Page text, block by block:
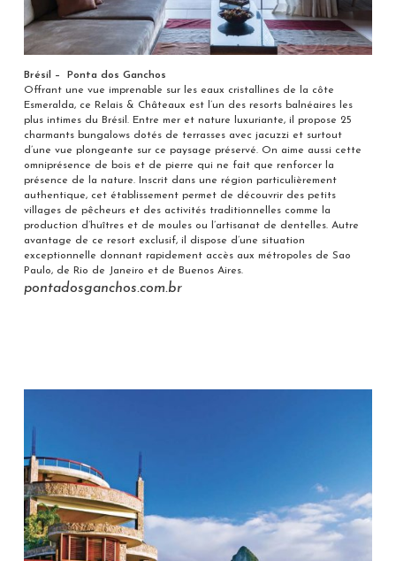
Brésil – Ponta dos Ganchos
Offrant une vue imprenable sur les eaux cristallines de la côte
Esmeralda, ce Relais & Châteaux est l’un des resorts balnéaires les
plus intimes du Brésil. Entre mer et nature luxuriante, il propose 25
charmants bungalows dotés de terrasses avec jacuzzi et surtout
d’une vue plongeante sur ce paysage préservé. On aime aussi cette
omniprésence de bois et de pierre qui ne fait que renforcer la
présence de la nature. Inscrit dans une région particulièrement
authentique, cet établissement permet de découvrir des petits
villages de pêcheurs et des activités traditionnelles comme la
production d’huîtres et de moules ou l’artisanat de dentelles. Autre
avantage de ce resort exclusif, il dispose d’une situation
exceptionnelle donnant rapidement accès aux métropoles de Sao
Paulo, de Rio de Janeiro et de Buenos Aires.
pontadosganchos.com.br